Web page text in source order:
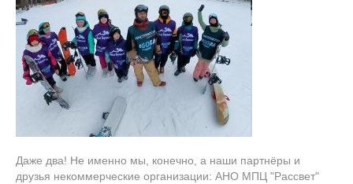
Даже два! Не именно мы, конечно, а наши партнёры и
друзья некоммерческие организации: АНО МПЦ "Рассвет"